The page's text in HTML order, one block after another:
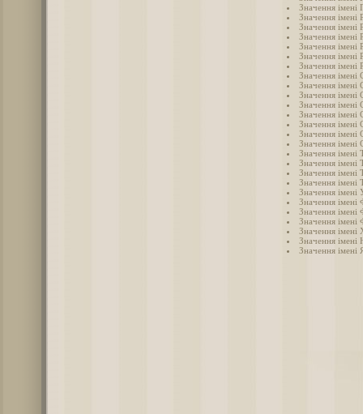
Значення імені
Значення імені
Значення імені
Значення імені
Значення імені
Значення імені
Значення імені
Значення імені
Значення імені
Значення імені
Значення імені
Значення імені
Значення імені
Значення імені
Значення імені
Значення імені
Значення імені
Значення імені
Значення імені
Значення імені
Значення імені
Значення імені
Значення імені
Значення імені
Значення імені
Значення імені